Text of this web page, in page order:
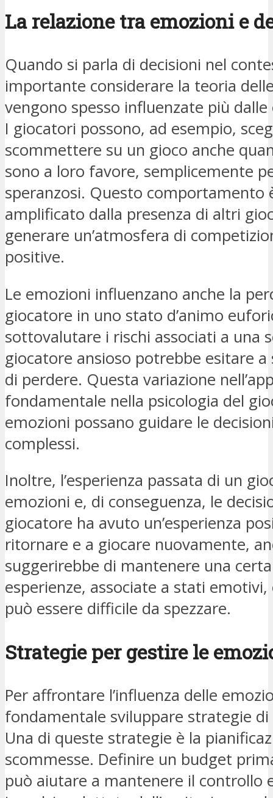
La relazione tra emozioni e
Quando si parla di decisioni nel
importante considerare la teoria
vengono spesso influenzate più
I giocatori possono, ad esempio,
scommettere su un gioco anche
sono a loro favore, semplicemente
speranzosi. Questo comportamento
amplificato dalla presenza di altri
generare un’atmosfera di
positive.
Le emozioni influenzano anche la
giocatore in uno stato d’animo
sottovalutare i rischi associati a una
giocatore ansioso potrebbe esitare
di perdere. Questa variazione
fondamentale nella psicologia del
emozioni possano guidare le
complessi.
Inoltre, l’esperienza passata di un
emozioni e, di conseguenza, le
giocatore ha avuto un’esperienza
ritornare e a giocare nuovamente,
suggerirebbe di mantenere una
esperienze, associate a stati
può essere difficile da spezzare.
Strategie per gestire le
Per affrontare l’influenza delle
fondamentale sviluppare strategie
Una di queste strategie è la
scommesse. Definire un budget
può aiutare a mantenere il controllo